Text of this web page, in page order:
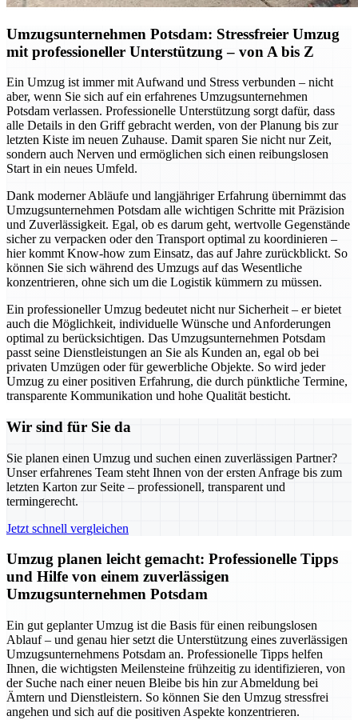
Umzugsunternehmen Potsdam: Stressfreier Umzug
mit professioneller Unterstützung – von A bis Z
Ein Umzug ist immer mit Aufwand und Stress verbunden – nicht
aber, wenn Sie sich auf ein erfahrenes Umzugsunternehmen
Potsdam verlassen. Professionelle Unterstützung sorgt dafür, dass
alle Details in den Griff gebracht werden, von der Planung bis zur
letzten Kiste im neuen Zuhause. Damit sparen Sie nicht nur Zeit,
sondern auch Nerven und ermöglichen sich einen reibungslosen
Start in ein neues Umfeld.
Dank moderner Abläufe und langjähriger Erfahrung übernimmt das
Umzugsunternehmen Potsdam alle wichtigen Schritte mit Präzision
und Zuverlässigkeit. Egal, ob es darum geht, wertvolle Gegenstände
sicher zu verpacken oder den Transport optimal zu koordinieren –
hier kommt Know-how zum Einsatz, das auf Jahre zurückblickt. So
können Sie sich während des Umzugs auf das Wesentliche
konzentrieren, ohne sich um die Logistik kümmern zu müssen.
Ein professioneller Umzug bedeutet nicht nur Sicherheit – er bietet
auch die Möglichkeit, individuelle Wünsche und Anforderungen
optimal zu berücksichtigen. Das Umzugsunternehmen Potsdam
passt seine Dienstleistungen an Sie als Kunden an, egal ob bei
privaten Umzügen oder für gewerbliche Objekte. So wird jeder
Umzug zu einer positiven Erfahrung, die durch pünktliche Termine,
transparente Kommunikation und hohe Qualität besticht.
Wir sind für Sie da
Sie planen einen Umzug und suchen einen zuverlässigen Partner?
Unser erfahrenes Team steht Ihnen von der ersten Anfrage bis zum
letzten Karton zur Seite – professionell, transparent und
termingerecht.
Jetzt schnell vergleichen
Umzug planen leicht gemacht: Professionelle Tipps
und Hilfe von einem zuverlässigen
Umzugsunternehmen Potsdam
Ein gut geplanter Umzug ist die Basis für einen reibungslosen
Ablauf – und genau hier setzt die Unterstützung eines zuverlässigen
Umzugsunternehmens Potsdam an. Professionelle Tipps helfen
Ihnen, die wichtigsten Meilensteine frühzeitig zu identifizieren, von
der Suche nach einer neuen Bleibe bis hin zur Abmeldung bei
Ämtern und Dienstleistern. So können Sie den Umzug stressfrei
angehen und sich auf die positiven Aspekte konzentrieren.